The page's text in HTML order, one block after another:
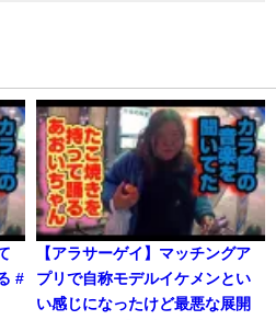
#
【アラサーゲイ】マッチングア
プリで自称モデルイケメンとい
い感じになったけど最悪な展開